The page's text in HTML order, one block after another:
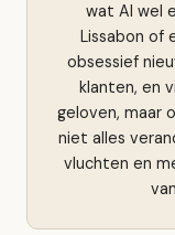
wat AI wel
Lissabon of
obsessief
klanten, en
geloven, maar
niet alles
vluchten en